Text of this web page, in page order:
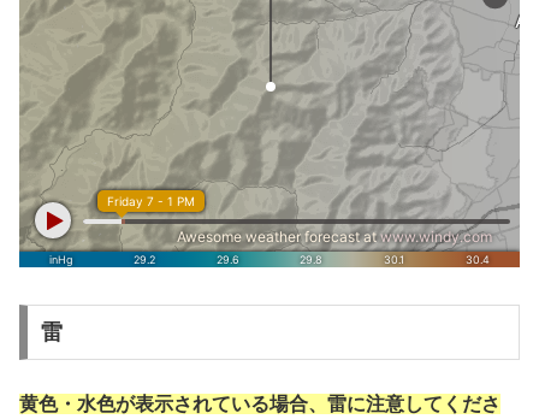
雷
黄色・水色が表示されている場合、雷に注意してくださ